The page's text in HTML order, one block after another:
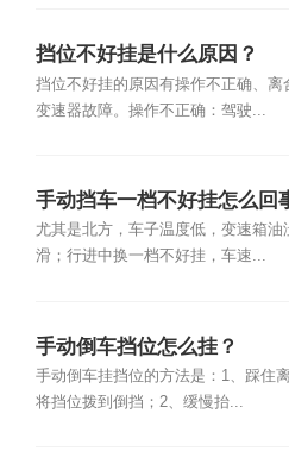
挡位不好挂是什么原因？
挡位不好挂的原因有操作不正确、离
变速器故障。操作不正确：驾驶...
手动挡车一档不好挂怎么回
尤其是北方，车子温度低，变速箱油
滑；行进中换一档不好挂，车速...
手动倒车挡位怎么挂？
手动倒车挂挡位的方法是：1、踩住
将挡位拨到倒挡；2、缓慢抬...